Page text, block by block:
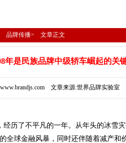
品牌传播> 文章正文
年是民族品牌中级轿车崛起的关
文章来源:世界品牌实验室
历了不平凡的一年。从年头的冰雪
全球金融风暴，同时还伴随着减产和